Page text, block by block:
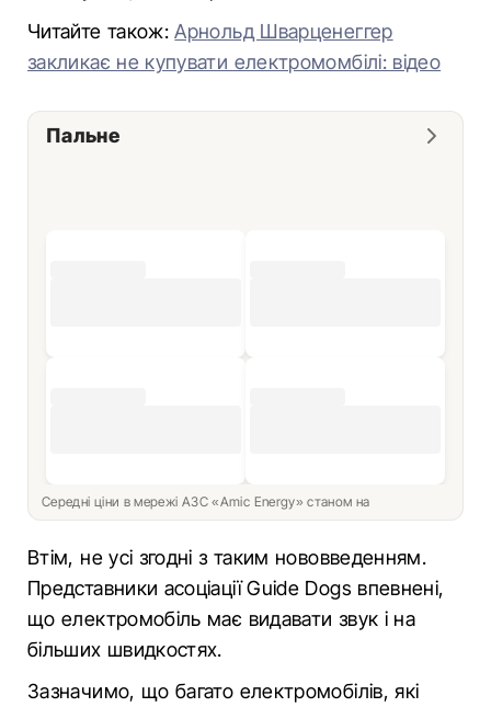
Читайте також:Арнольд Шварценеггер
закликає не купувати електромомбілі: відео
Пальне
Середні ціни в мережі АЗС «Amic Energy» станом на
Втім, не усі згодні з таким нововведенням.
Представники асоціації Guide Dogs впевнені,
що електромобіль має видавати звук і на
більших швидкостях.
Зазначимо, що багато електромобілів, які